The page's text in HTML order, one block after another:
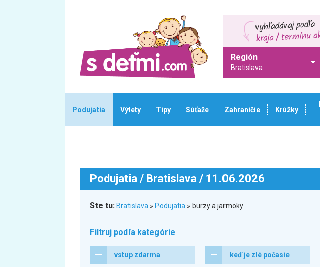
Región
Bratislava
Podujatia Výlety Tipy Súťaže Zahraničie Krúžky
Podujatia / Bratislava / 11.06.2026
Ste tu: Bratislava » Podujatia » burzy a jarmoky
Filtruj podľa kategórie
vstup zdarma keď je zlé počasie